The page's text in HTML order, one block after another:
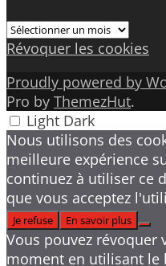
Archives
Révoquer les cookies
Proudly powered by
Pro by ThemezHut.
Light Dark
Nous utilisons des
meilleure expérience
continuez à utiliser ce
que vous acceptez
Je refuse
En savoir plus
Vous pouvez
moment en utilisant le